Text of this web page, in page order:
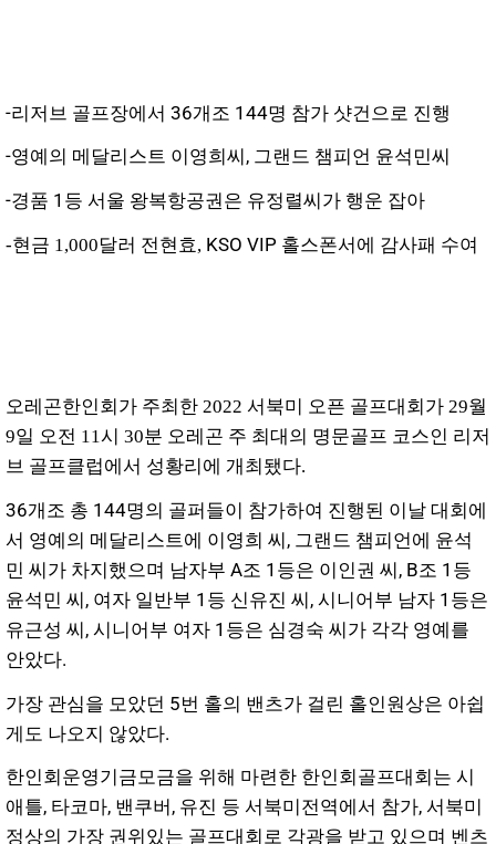
-리저브 골프장에서 36개조 144명 참가 샷건으로 진행
-영예의 메달리스트 이영희씨, 그랜드 챔피언 윤석민씨
-경품 1등 서울 왕복항공권은 유정렬씨가 행운 잡아
-현금 1,000달러 전현효, KSO VIP 홀스폰서에 감사패 수여
오레곤한인회가 주최한 2022 서북미 오픈 골프대회가 29월
9일 오전 11시 30분 오레곤 주 최대의 명문골프 코스인 리저
브 골프클럽에서 성황리에 개최됐다.
36개조 총 144명의 골퍼들이 참가하여 진행된 이날 대회에
서 영예의 메달리스트에 이영희 씨, 그랜드 챔피언에 윤석
민 씨가 차지했으며 남자부 A조 1등은 이인권 씨, B조 1등
윤석민 씨, 여자 일반부 1등 신유진 씨, 시니어부 남자 1등은
유근성 씨, 시니어부 여자 1등은 심경숙 씨가 각각 영예를
안았다.
가장 관심을 모았던 5번 홀의 밴츠가 걸린 홀인원상은 아쉽
게도 나오지 않았다.
한인회운영기금모금을 위해 마련한 한인회골프대회는 시
애틀, 타코마, 밴쿠버, 유진 등 서북미전역에서 참가, 서북미
정상의 가장 권위있는 골프대회로 각광을 받고 있으며 벤츠